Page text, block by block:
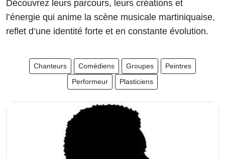
Découvrez leurs parcours, leurs créations et
l’énergie qui anime la scène musicale martiniquaise,
reflet d’une identité forte et en constante évolution.
Chanteurs Comédiens Groupes
Peintres
Performeur
Plasticiens